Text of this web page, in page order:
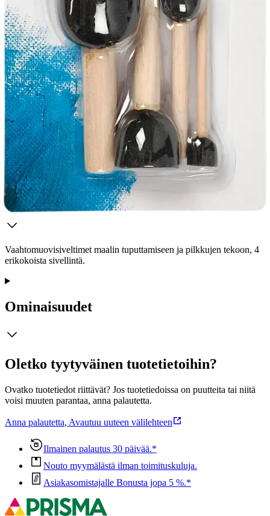
Ilmainen toimitus yli 100 €:n tilauksille
Postin pakettiautomaattiin tai
palvelupisteeseen!
Etu ei koske Suuri‑lisäpalvelulla toimitettavia tuotteita.
Tarkista myymäläsaatavuus
Tuotekuvaus
Vaahtomuovisiveltimet maalin tuputtamiseen ja pilkkujen tekoon, 4
erikokoista sivellintä.
Ominaisuudet
Oletko tyytyväinen tuotetietoihin?
Ovatko tuotetiedot riittävät? Jos tuotetiedoissa on puutteita tai niitä
voisi muuten parantaa, anna palautetta.
Anna palautetta, Avautuu uuteen välilehteen
Ilmainen palautus 30 päivää.*
Nouto myymälästä ilman toimituskuluja.
Asiakasomistajalle Bonusta jopa 5 %.*